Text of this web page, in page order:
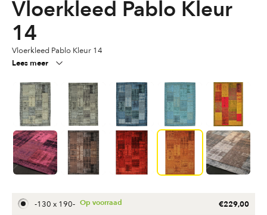
Vloerkleed Pablo Kleur
14
Vloerkleed Pablo Kleur 14
Lees meer
-130 x 190- €229,00